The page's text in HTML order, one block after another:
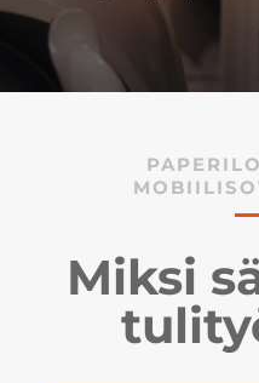
Miksi